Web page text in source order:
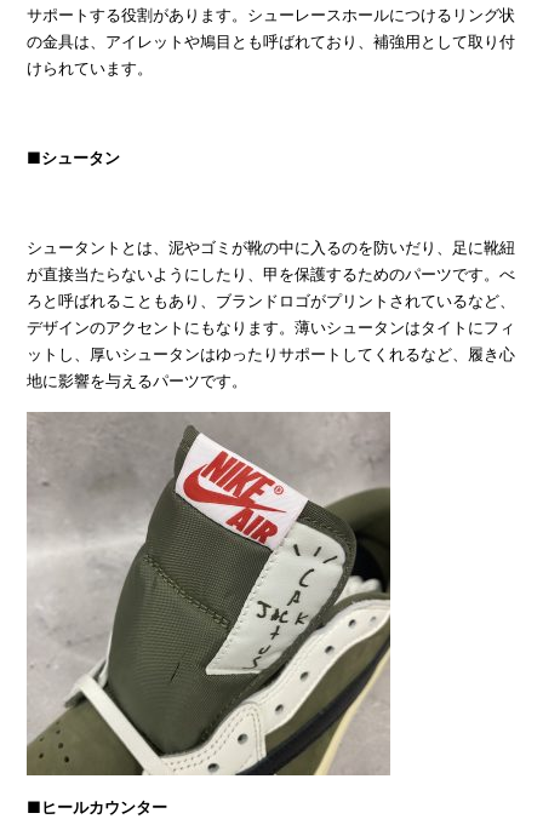
サポートする役割があります。シューレースホールにつけるリング状
の金具は、アイレットや鳩目とも呼ばれており、補強用として取り付
けられています。
■シュータン
シュータントとは、泥やゴミが靴の中に入るのを防いだり、足に靴紐
が直接当たらないようにしたり、甲を保護するためのパーツです。べ
ろと呼ばれることもあり、ブランドロゴがプリントされているなど、
デザインのアクセントにもなります。薄いシュータンはタイトにフィ
ットし、厚いシュータンはゆったりサポートしてくれるなど、履き心
地に影響を与えるパーツです。
■ヒールカウンター